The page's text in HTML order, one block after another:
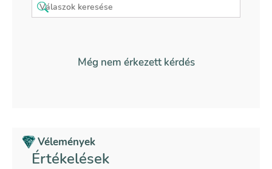
Még nem érkezett kérdés
Vélemények
Értékelések